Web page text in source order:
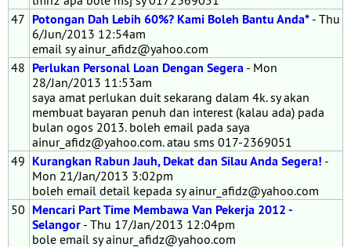
47 Potongan Dah Lebih 60%? Kami Boleh Bantu Anda* - Thu
6/Jun/2013 12:54am
email sy ainur_afidz@yahoo.com
48 Perlukan Personal Loan Dengan Segera - Mon
28/Jan/2013 11:53am
saya amat perlukan duit sekarang dalam 4k. sy akan
membuat bayaran penuh dan interest (kalau ada) pada
bulan ogos 2013. boleh email pada saya
ainur_afidz@yahoo.com. atau sms 017-2369051
49 Kurangkan Rabun Jauh, Dekat dan Silau Anda Segera! -
Mon 21/Jan/2013 3:02pm
boleh email detail kepada sy ainur_afidz@yahoo.com
50 Mencari Part Time Membawa Van Pekerja 2012 -
Selangor - Thu 17/Jan/2013 12:04pm
bole email sy ainur_afidz@yahoo.com